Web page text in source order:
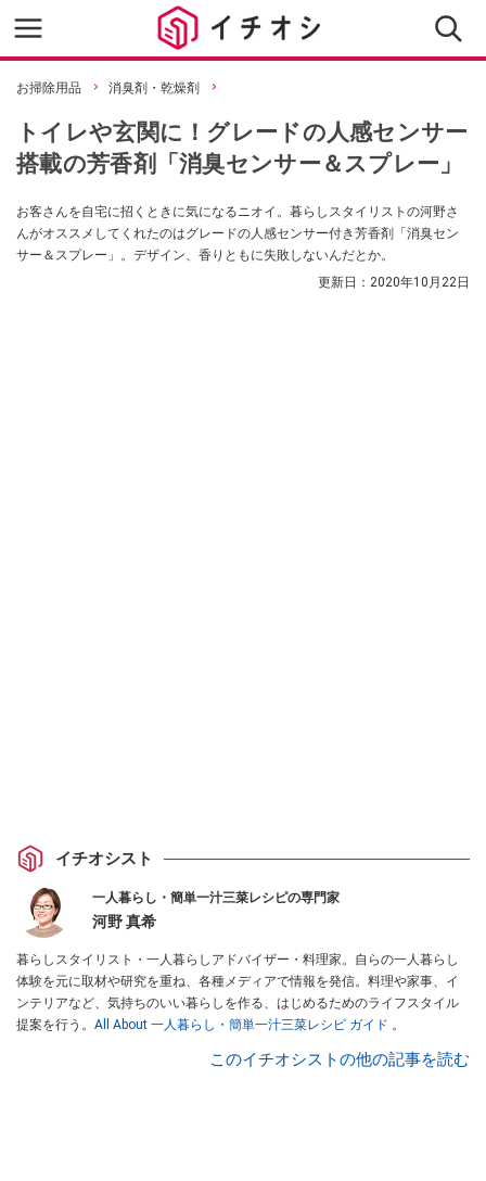
お掃除用品 消臭剤・乾燥剤
トイレや玄関に！グレードの人感センサー
搭載の芳香剤「消臭センサー＆スプレー」
お客さんを自宅に招くときに気になるニオイ。暮らしスタイリストの河野さ
んがオススメしてくれたのはグレードの人感センサー付き芳香剤「消臭セン
サー＆スプレー」。デザイン、香りともに失敗しないんだとか。
更新日： 2020年10月22日
イチオシスト
一人暮らし・簡単一汁三菜レシピの専門家
河野 真希
暮らしスタイリスト・一人暮らしアドバイザー・料理家。自らの一人暮らし
体験を元に取材や研究を重ね、各種メディアで情報を発信。料理や家事、イ
ンテリアなど、気持ちのいい暮らしを作る、はじめるためのライフスタイル
提案を行う。 All About 一人暮らし・簡単一汁三菜レシピ ガイド 。
このイチオシストの他の記事を読む